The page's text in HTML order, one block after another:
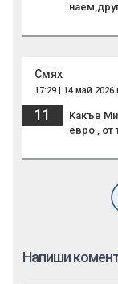
Смях
17:29 | 14 май 2026
11
Какъв
евро , от
Напиши